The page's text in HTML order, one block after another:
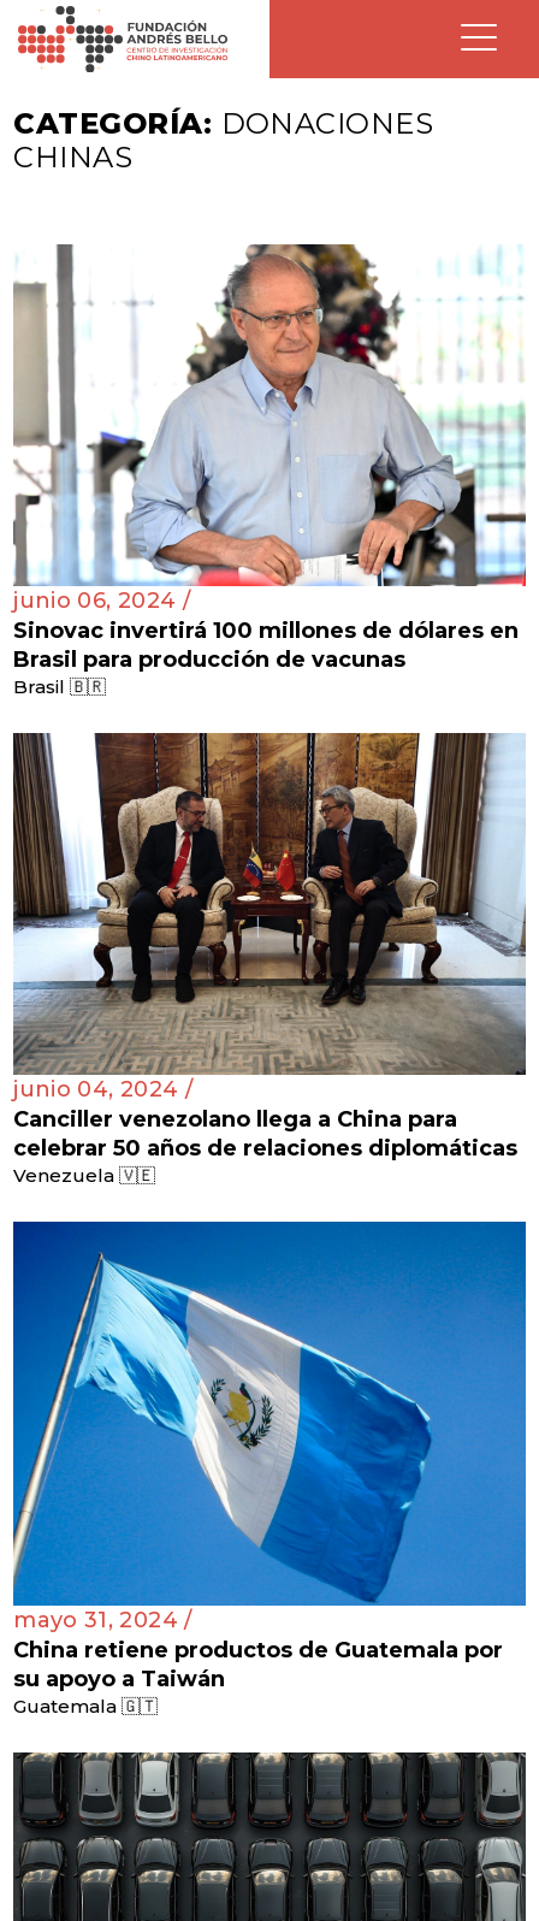
CATEGORÍA: DONACIONES
CHINAS
junio 06, 2024 /
Sinovac invertirá 100 millones de dólares en
Brasil para producción de vacunas
Brasil 🇧🇷
junio 04, 2024 /
Canciller venezolano llega a China para
celebrar 50 años de relaciones diplomáticas
Venezuela 🇻🇪
mayo 31, 2024 /
China retiene productos de Guatemala por
su apoyo a Taiwán
Guatemala 🇬🇹